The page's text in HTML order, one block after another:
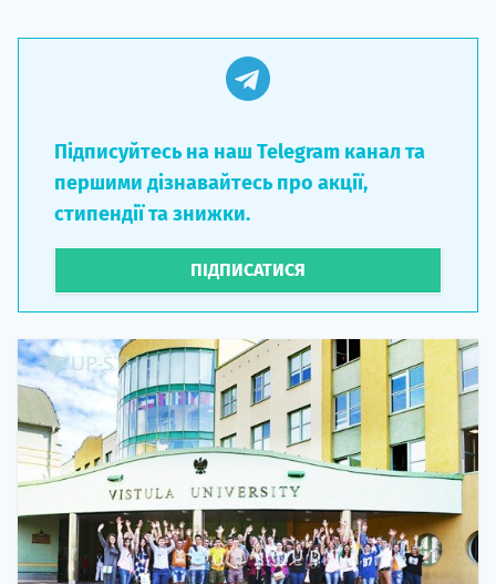
Підписуйтесь на наш Telegram канал та
першими дізнавайтесь про акції,
стипендії та знижки.
ПІДПИСАТИСЯ